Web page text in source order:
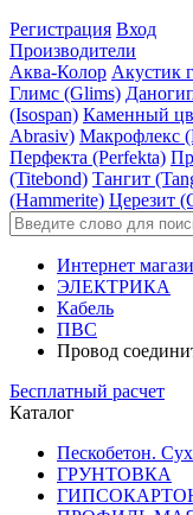
Регистрация Вход
Производители
Аква-Колор Акустик
Глимс (Glims)
(Isospan) Каменный
Abrasiv) Макрофлекс
Перфекта (Perfekta)
(Titebond) Тангит
(Hammerite) Церезит
Интернет
ЭЛЕКТРИКА
Кабель
ПВС
Провод
Бесплатный расчет
Каталог
Пескобетон.
ГРУНТОВКА